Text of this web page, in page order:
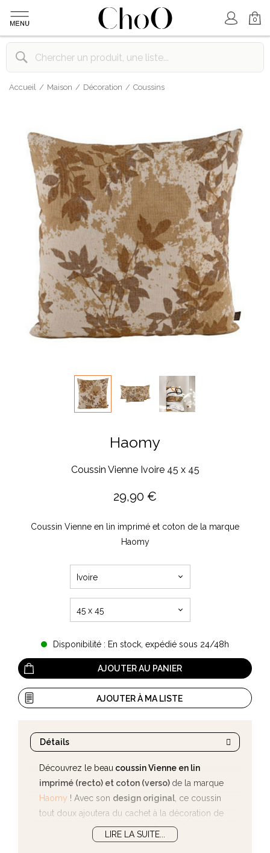
Mon Compte
0
Accueil Maison Décoration Coussins
Haomy
Coussin Vienne Ivoire 45 x 45
29,90 €
Coussin Vienne en lin imprimé et coton de la marque
Haomy
Ivoire
45 x 45
Disponibilité : En stock, expédié sous 24/48h
AJOUTER AU PANIER
AJOUTER À MA LISTE
Détails
Découvrez le beau coussin Vienne en lin
imprimé (recto) et coton (verso) de la marque
Haomy ! Avec son design original , ce coussin
tout doux ajoutera du cachet à la décoration de
votre maison. Entièrementdéhoussable
une fermeture éclair, le coussin Calvi est
LIRE LA SUITE...